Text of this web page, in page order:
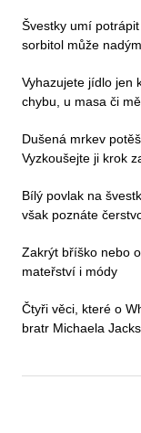
Švestky umí
sorbitol může
Vyhazujete jídlo jen
chybu, u masa či
Dušená mrkev
Vyzkoušejte ji krok
Bílý povlak na
však poznáte
Zakrýt bříško nebo
mateřství i módy
Čtyři věci, které o
bratr Michaela